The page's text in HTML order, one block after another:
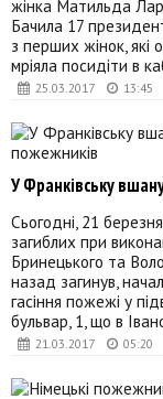
25.03.2017 13:45
жінка Матильда
Бачила 17
з перших жінок, які
мріяла посидіти в
21.03.2017 05:20
У Франківську
Сьогодні, 21
загиблих при
Бринецького та
назад загинув,
гасіння пожежі у
бульвар, 1, що в